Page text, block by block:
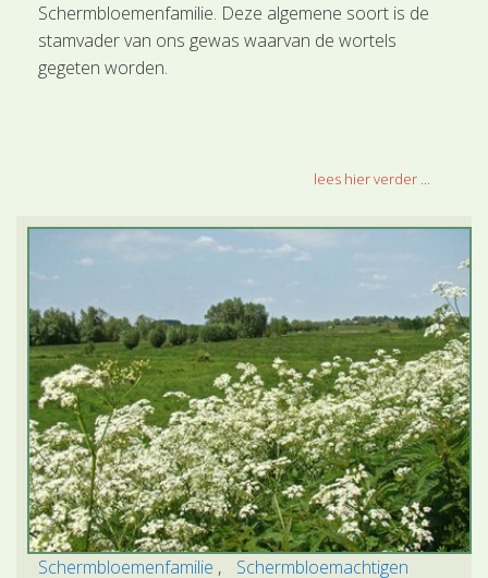
Schermbloemenfamilie. Deze algemene soort is de
stamvader van ons gewas waarvan de wortels
gegeten worden.
lees hier verder ...
Schermbloemenfamilie Schermbloemachtigen